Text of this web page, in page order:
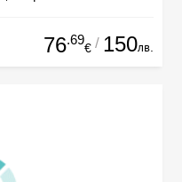
76.69
€ / 150лв.